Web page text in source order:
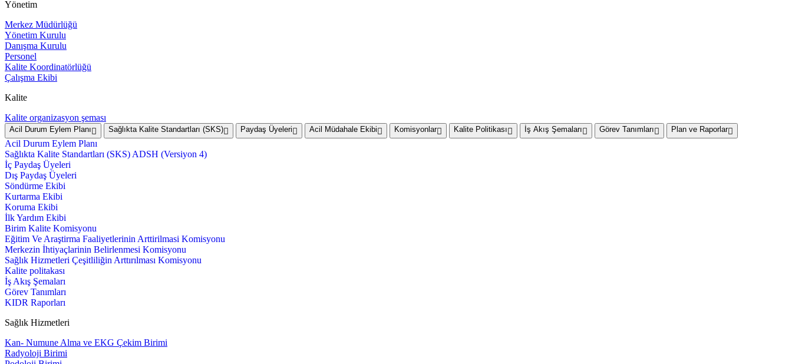
Yönetim
Merkez Müdürlüğü
Yönetim Kurulu
Danışma Kurulu
Personel
Kalite Koordinatörlüğü
Çalışma Ekibi
Kalite
Kalite organizasyon şeması
Acil Durum Eylem Planı Sağlıkta Kalite Standartları (SKS) Paydaş Üyeleri Acil Müdahale Ekibi Komisyonlar Kalite Politikası İş Akış Şemaları Görev Tanımları Plan ve Raporlar
Acil Durum Eylem Planı
Sağlıkta Kalite Standartları (SKS) ADSH (Versiyon 4)
İç Paydaş Üyeleri
Dış Paydaş Üyeleri
Söndürme Ekibi
Kurtarma Ekibi
Koruma Ekibi
İlk Yardım Ekibi
Birim Kalite Komisyonu
Eğitim Ve Araştirma Faaliyetlerinin Arttirilmasi Komisyonu
Merkezin İhtiyaçlarinin Belirlenmesi Komisyonu
Sağlık Hizmetleri Çeşitliliğin Arttırılması Komisyonu
Kalite politakası
İş Akış Şemaları
Görev Tanımları
KIDR Raporları
Sağlık Hizmetleri
Kan- Numune Alma ve EKG Çekim Birimi
Radyoloji Birimi